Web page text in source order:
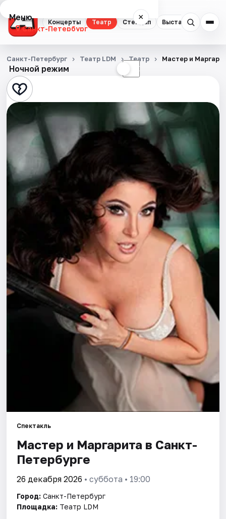
Концерты Театр Стендап Выставки
Меню ×
Санкт-Петербург
Концерты
Театр
Стендап
Выставки
Квесты
Экскурсии
Спорт
События
Города
Площадки
Артисты
Ночной режим ☾
Санкт-Петербург Театр LDM Театр Мастер и
Спектакль
Мастер и Маргарита в Санкт-
Петербурге
26 декабря 2026 • суббота • 19:00
Город: Санкт-Петербург
Площадка: Театр LDM